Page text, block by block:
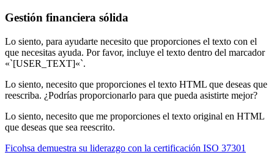
Gestión financiera sólida
Lo siento, para ayudarte necesito que proporciones el texto con el
que necesitas ayuda. Por favor, incluye el texto dentro del marcador
«`[USER_TEXT]«`.
Lo siento, necesito que proporciones el texto HTML que deseas que
reescriba. ¿Podrías proporcionarlo para que pueda asistirte mejor?
Lo siento, necesito que me proporciones el texto original en HTML
que deseas que sea reescrito.
Ficohsa demuestra su liderazgo con la certificación ISO 37301